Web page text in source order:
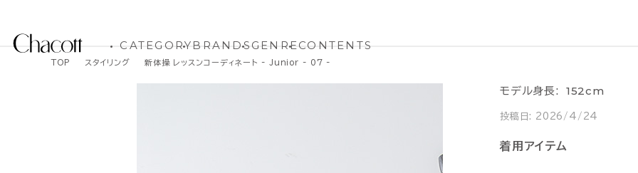
CATEGORYBRANDSGENRECONTENTS
TOP スタイリング 新体操 レッスンコーディネート - Junior - 07 -
モデル身長: 152cm
投稿日: 2026/4/24
着用アイテム